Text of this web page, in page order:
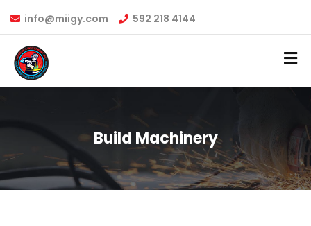
info@miigy.com 592 218 4144
Build Machinery